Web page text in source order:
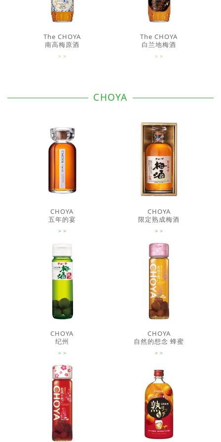
The CHOYA
南高梅原酒
The CHOYA
白兰地梅酒
CHOYA
CHOYA
五年的宴
CHOYA
限定熟成梅酒
CHOYA
纪州
CHOYA
自然的想念 蜂蜜